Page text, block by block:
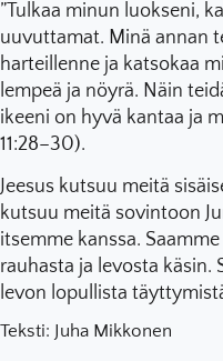
”Tulkaa minun luokseni,
uuvuttamat. Minä annan
harteillenne ja katsokaa
lempeä ja nöyrä. Näin
ikeeni on hyvä kantaa ja
11:28–30).
Jeesus kutsuu meitä
kutsuu meitä sovintoon
itsemme kanssa.
rauhasta ja levosta käsin.
levon lopullista
Teksti: Juha Mikkonen